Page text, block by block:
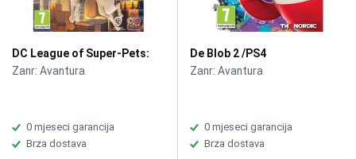
DC League of Super-Pets:
The Adventures of Krypto
Zanr: Avantura
0 mjeseci garancija
Brza dostava
De Blob 2 /PS4
Zanr: Avantura
0 mjeseci garancija
Brza dostava